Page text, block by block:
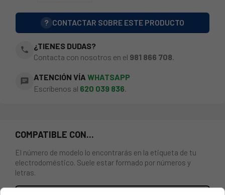
? CONTACTAR SOBRE ESTE PRODUCTO
phone
¿TIENES DUDAS?
Contacta con nosotros en el 981 866 708.
chat ATENCIÓN VÍA WHATSAPP
Escríbenos al 620 039 836
COMPATIBLE CON...
El número de modelo lo encontrarás en la etiqueta de tu
electrodoméstico. Suele estar formado por números y
letras.